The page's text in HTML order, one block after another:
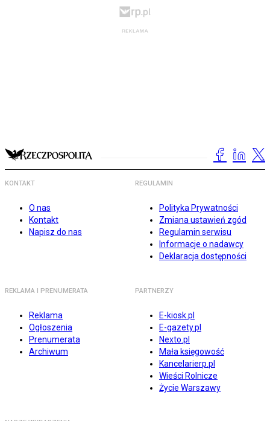
KONTAKT
O nas
Kontakt
Napisz do nas
REGULAMIN
Polityka Prywatności
Zmiana ustawień zgód
Regulamin serwisu
Informacje o nadawcy
Deklaracja dostępności
REKLAMA I PRENUMERATA
Reklama
Ogłoszenia
Prenumerata
Archiwum
PARTNERZY
E-kiosk.pl
E-gazety.pl
Nexto.pl
Mała księgowość
Kancelarierp.pl
Wieści Rolnicze
Życie Warszawy